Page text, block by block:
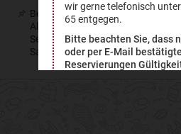
Bezüglich eventueller
Allergenen und Inhaltsstoffen
Servicepersonal vor Ort. Das
Saarbrücken (St. Johann) hilft
wir gerne telefonisch
65 entgegen.
Bitte beachten Sie, dass
oder per E-Mail bestätigte
Reservierungen